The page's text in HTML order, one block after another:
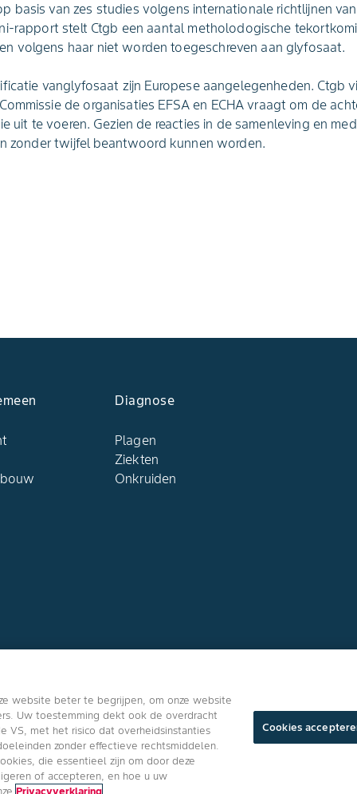
basis van zes studies volgens internationale richtlijnen
rapport stelt Ctgb een aantal metholodogische
volgens haar niet worden toegeschreven aan glyfosaat.
vanglyfosaat zijn Europese aangelegenheden. Ctgb
de organisaties EFSA en ECHA vraagt om de
uit te voeren. Gezien de reacties in de samenleving en
zonder twijfel beantwoord kunnen worden.
Diagnose
Plagen
Ziekten
Onkruiden
Volg ons
website beter te begrijpen, om onze website
Uw toestemming dekt ook de overdracht
VS, met het risico dat overheidsinstanties
zonder effectieve rechtsmiddelen.
die essentieel zijn om door deze
of accepteren, en hoe u uw
Privacyverklaring
Cookies